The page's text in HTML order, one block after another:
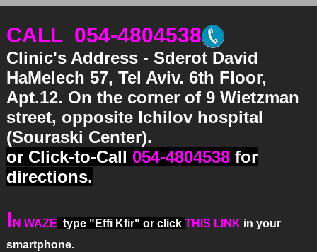
CALL 054-4804538
Clinic's Address - Sderot David
HaMelech 57, Tel Aviv. 6th Floor,
Apt.12. On the corner of 9 Wietzman
street, opposite Ichilov hospital
(Souraski Center).
or Click-to-Call 054-4804538 for
directions.
I N WAZE type "Effi Kfir" or click THIS LINK in your
smartphone.